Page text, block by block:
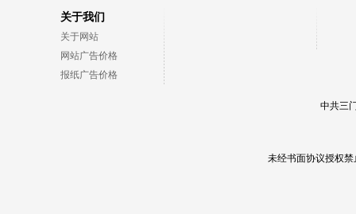
关于我们
关于网站
网站广告价格
报纸广告价格
中共三
未经书面协议授权